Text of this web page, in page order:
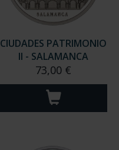
CIUDADES PATRIMONIO
II - SALAMANCA
73,00 €